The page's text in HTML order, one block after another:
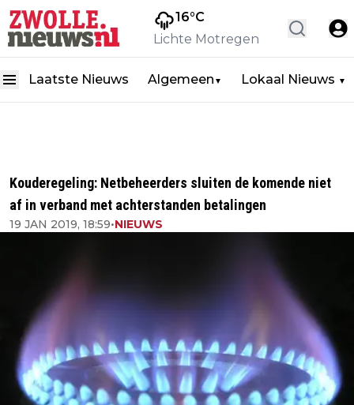
16°C
Lichte Motregen
Laatste Nieuws Algemeen ▼ Lokaal Nieuws ▼
Kouderegeling: Netbeheerders sluiten de komende niet
af in verband met achterstanden betalingen
19 JAN 2019, 18:59•NIEUWS